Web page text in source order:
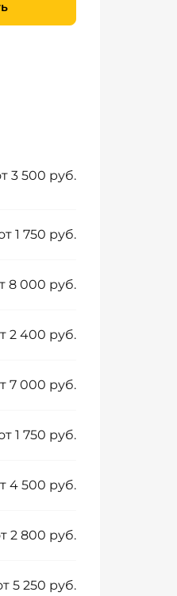
3 500 руб.
1 750 руб.
8 000 руб.
2 400 руб.
7 000 руб.
1 750 руб.
4 500 руб.
2 800 руб.
5 250 руб.